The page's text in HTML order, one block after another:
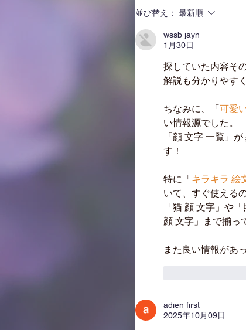
並び替え： 最新順
wssb jayn
1月30日
探していた内容そ
解説も分かりやす
ちなみに、「可愛
い情報源でした。
「顔 文字 一覧」
す！
特に「キラキラ 絵
いて、すぐ使える
「猫 顔 文字」や
顔 文字」まで揃っ
また良い情報があ
adien first
2025年10月09日